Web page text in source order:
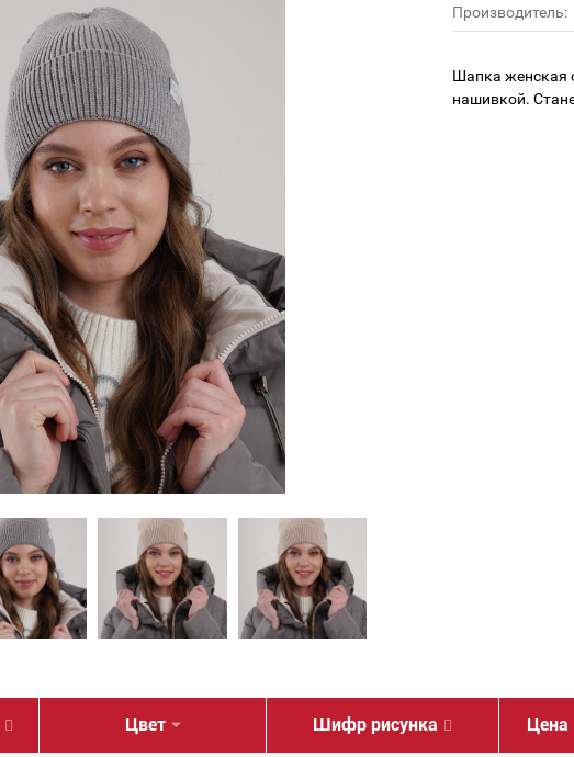
Производитель:
Шапка женская
нашивкой.
Цвет Шифр рисунка Цена